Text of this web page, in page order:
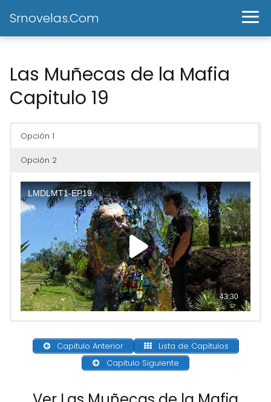
Srnovelas.Com
Las Muñecas de la Mafia
Capitulo 19
Opción 1
Opción 2
Capitulo Anterior
Lista de Capítulos
Capitulo Siguiente